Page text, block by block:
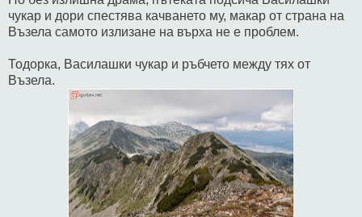
чукар и дори спестява качването му, макар от страна на
Възела самото излизане на върха не е проблем.
Тодорка, Василашки чукар и ръбчето между тях от
Възела.